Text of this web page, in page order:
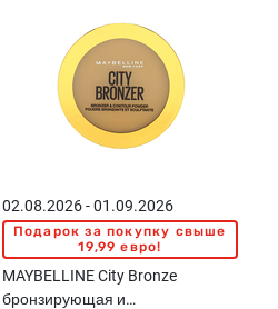
02.08.2026 - 01.09.2026
Подарок за покупку свыше
19,99 евро!
MAYBELLINE City Bronze
бронзирующая и